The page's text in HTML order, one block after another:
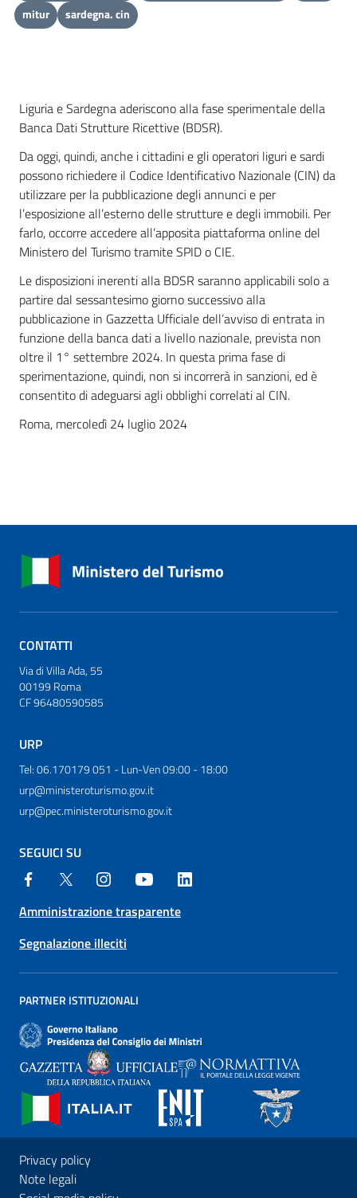
mitur
sardegna. cin
Liguria e Sardegna aderiscono alla fase sperimentale della
Banca Dati Strutture Ricettive (BDSR).
Da oggi, quindi, anche i cittadini e gli operatori liguri e sardi
possono richiedere il Codice Identificativo Nazionale (CIN) da
utilizzare per la pubblicazione degli annunci e per
l’esposizione all’esterno delle strutture e degli immobili. Per
farlo, occorre accedere all’apposita piattaforma online del
Ministero del Turismo tramite SPID o CIE.
Le disposizioni inerenti alla BDSR saranno applicabili solo a
partire dal sessantesimo giorno successivo alla
pubblicazione in Gazzetta Ufficiale dell’avviso di entrata in
funzione della banca dati a livello nazionale, prevista non
oltre il 1° settembre 2024. In questa prima fase di
sperimentazione, quindi, non si incorrerà in sanzioni, ed è
consentito di adeguarsi agli obblighi correlati al CIN.
Roma, mercoledì 24 luglio 2024
CONTATTI
Via di Villa Ada, 55
00199 Roma
CF 96480590585
URP
Tel: 06.170179 051 - Lun-Ven 09:00 - 18:00
urp@ministeroturismo.gov.it
urp@pec.ministeroturismo.gov.it
SEGUICI SU
Amministrazione trasparente
Segnalazione illeciti
PARTNER ISTITUZIONALI
Privacy policy
Note legali